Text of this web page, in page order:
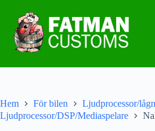
Hem För bilen
Ljudprocessor/
Ljudprocessor/DSP/Mediaspelare